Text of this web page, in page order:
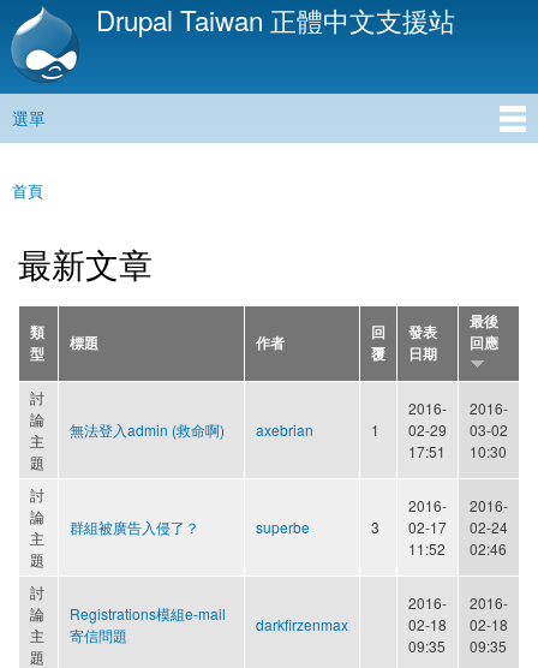
移
內
Drupal Taiwan 正體中文支援站
主選單
選單
您在這裡
首頁
最新文章
類
型
標題 作者
回
覆
發表
日期
最後
回應
討
論
主
題
無法登入admin (救命啊) axebrian 1
2016-
02-29
17:51
2016-
03-02
10:30
討
論
主
題
群組被廣告入侵了？ superbe 3
2016-
02-17
11:52
2016-
02-24
02:46
討
論
主
題
Registrations模組e-mail
寄信問題
darkfirzenmax
2016-
02-18
09:35
2016-
02-18
09:35